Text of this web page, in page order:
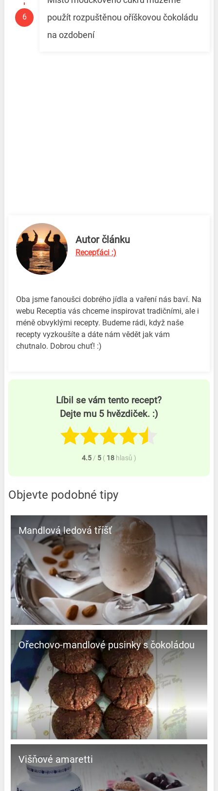
použít rozpuštěnou oříškovou čokoládu
na ozdobení
Autor článku
Recepťáci :)
Oba jsme fanoušci dobrého jídla a vaření nás baví. Na
webu Receptia vás chceme inspirovat tradičními, ale i
méně obvyklými recepty. Budeme rádi, když naše
recepty vyzkoušíte a dáte nám vědět jak vám
chutnalo. Dobrou chuť! :)
Líbil se vám tento recept?
Dejte mu 5 hvězdiček. :)
4.5 / 5 ( 18 hlasů )
Objevte podobné tipy
Mandlová ledová tříšť
Ořechovo-mandlové pusinky s čokoládou
Višňové amaretti